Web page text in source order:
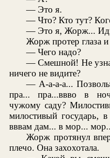
— Это я.
— Что? Кто тут?
— Это я, Жорж...
Жорж протер глаза и
— Чего надо?
— Смешной! Не
ничего не видите?
— А-а-а-а...
пра... пра...ввво в
чужому саду?
милостивый государь,
вввам дам... в мор...
Жорж протянул
плечо. Она захохотала.